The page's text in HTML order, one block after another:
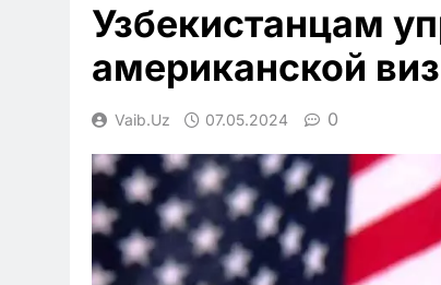
Узбекистанцам
американской
Vaib.uz 07.05.2024 0